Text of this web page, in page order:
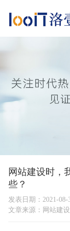
网站建设时，
些？
发表日期：2021-08-
文章来源： 网站建